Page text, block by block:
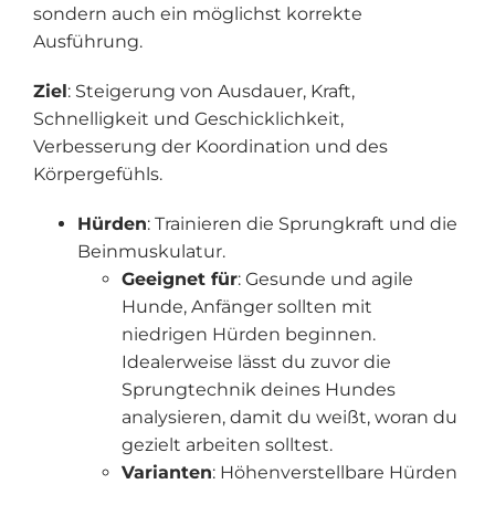
sondern auch ein möglichst korrekte
Ausführung.
Ziel: Steigerung von Ausdauer, Kraft,
Schnelligkeit und Geschicklichkeit,
Verbesserung der Koordination und des
Körpergefühls.
Hürden: Trainieren die Sprungkraft und die
Beinmuskulatur.
Geeignet für: Gesunde und agile
Hunde, Anfänger sollten mit
niedrigen Hürden beginnen.
Idealerweise lässt du zuvor die
Sprungtechnik deines Hundes
analysieren, damit du weißt, woran du
gezielt arbeiten solltest.
Varianten: Höhenverstellbare Hürden